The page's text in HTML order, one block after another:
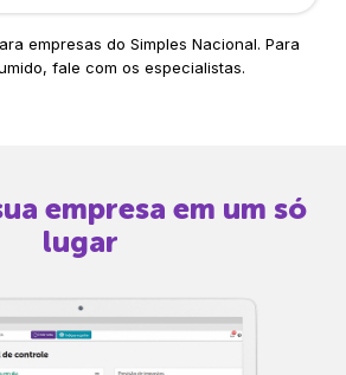
empresas do Simples Nacional. Para
fale com os especialistas.
empresa em um só
lugar